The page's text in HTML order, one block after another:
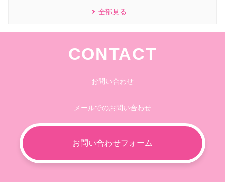
全部見る
CONTACT
お問い合わせ
メールでのお問い合わせ
お問い合わせフォーム